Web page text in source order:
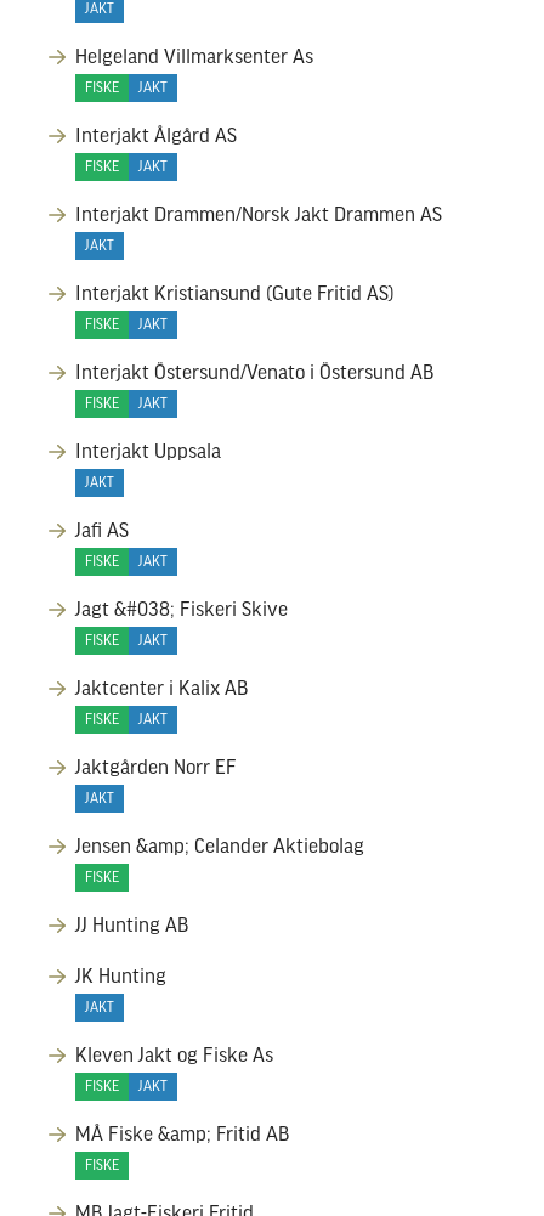
JAKT
Helgeland Villmarksenter As
FISKE JAKT
Interjakt Ålgård AS
FISKE JAKT
Interjakt Drammen/Norsk Jakt Drammen AS
JAKT
Interjakt Kristiansund (Gute Fritid AS)
FISKE JAKT
Interjakt Östersund/Venato i Östersund AB
FISKE JAKT
Interjakt Uppsala
JAKT
Jafi AS
FISKE JAKT
Jagt &#038; Fiskeri Skive
FISKE JAKT
Jaktcenter i Kalix AB
FISKE JAKT
Jaktgården Norr EF
JAKT
Jensen &amp; Celander Aktiebolag
FISKE
JJ Hunting AB
JK Hunting
JAKT
Kleven Jakt og Fiske As
FISKE JAKT
MÅ Fiske &amp; Fritid AB
FISKE